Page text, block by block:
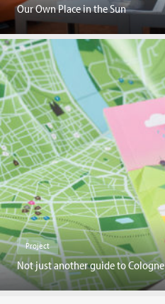
Our Own Place in the Sun
Project
Not just another guide to Cologne